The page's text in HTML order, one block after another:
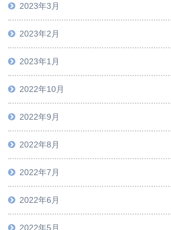
2023年3月
2023年2月
2023年1月
2022年10月
2022年9月
2022年8月
2022年7月
2022年6月
2022年5月